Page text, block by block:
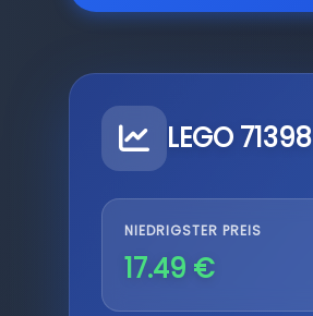
LEGO
NIEDRIGSTER PREIS
17.49 €